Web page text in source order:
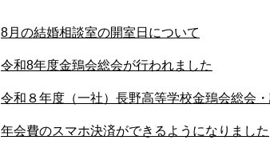
8月の結婚相談室の開室日について
令和8年度金鵄会総会が行われました
令和８年度（一社）長野高等学校金鵄会総会
年会費のスマホ決済ができるようになりました